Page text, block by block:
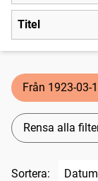
Titel
Från 1923-03-
Rensa alla
Sortera: